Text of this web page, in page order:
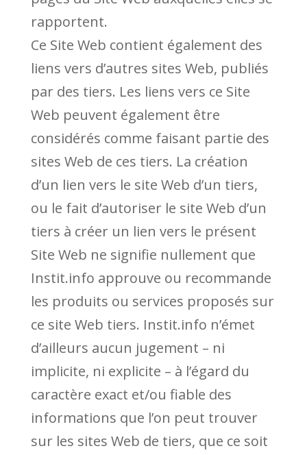
rapportent.
Ce Site Web contient également des
liens vers d’autres sites Web, publiés
par des tiers. Les liens vers ce Site
Web peuvent également être
considérés comme faisant partie des
sites Web de ces tiers. La création
d’un lien vers le site Web d’un tiers,
ou le fait d’autoriser le site Web d’un
tiers à créer un lien vers le présent
Site Web ne signifie nullement que
Instit.info approuve ou recommande
les produits ou services proposés sur
ce site Web tiers. Instit.info n’émet
d’ailleurs aucun jugement – ni
implicite, ni explicite – à l’égard du
caractère exact et/ou fiable des
informations que l’on peut trouver
sur les sites Web de tiers, que ce soit